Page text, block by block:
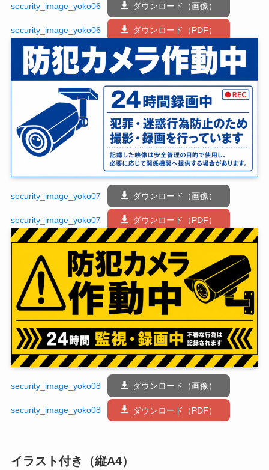
security_image_yoko06 ダウンロード（画像）
security_image_yoko06 ダウンロード（PDF）
security_image_yoko07 ダウンロード（画像）
security_image_yoko07 ダウンロード（PDF）
security_image_yoko08 ダウンロード（画像）
security_image_yoko08 ダウンロード（PDF）
イラスト付き（縦A4）